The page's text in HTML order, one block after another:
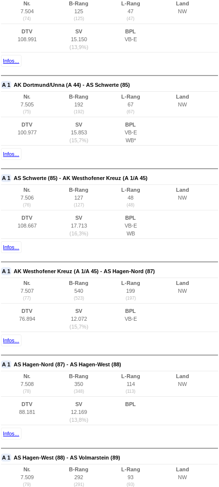
Nr.
7.504
(74)
B-Rang
125
(125)
L-Rang
47
(47)
Land
NW
DTV
108.991
SV
15.150
(13,9%)
BPL
VB-E
Infos...
A 1 AK Dortmund/Unna (A 44) - AS Schwerte (85)
Nr.
7.505
(75)
B-Rang
192
(192)
L-Rang
67
(67)
Land
NW
DTV
100.977
SV
15.853
(15,7%)
BPL
VB-E
WB*
Infos...
A 1 AS Schwerte (85) - AK Westhofener Kreuz (A 1/A 45)
Nr.
7.506
(76)
B-Rang
127
(127)
L-Rang
48
(48)
Land
NW
DTV
108.667
SV
17.713
(16,3%)
BPL
VB-E
WB
Infos...
A 1 AK Westhofener Kreuz (A 1/A 45) - AS Hagen-Nord (87)
Nr.
7.507
(77)
B-Rang
540
(523)
L-Rang
199
(197)
Land
NW
DTV
76.894
SV
12.072
(15,7%)
BPL
VB-E
Infos...
A 1 AS Hagen-Nord (87) - AS Hagen-West (88)
Nr.
7.508
(78)
B-Rang
350
(348)
L-Rang
114
(113)
Land
NW
DTV
88.181
SV
12.169
(13,8%)
BPL
Infos...
A 1 AS Hagen-West (88) - AS Volmarstein (89)
Nr.
7.509
(79)
B-Rang
292
(291)
L-Rang
93
(93)
Land
NW